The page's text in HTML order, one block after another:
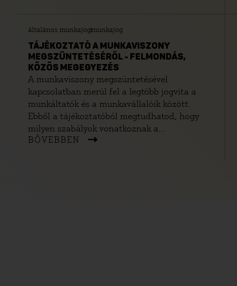
általános munkajogmunkajog
TÁJÉKOZTATÓ A MUNKAVISZONY
MEGSZÜNTETÉSÉRŐL - FELMONDÁS,
KÖZÖS MEGEGYEZÉS
A munkaviszony megszüntetésével
kapcsolatban merül fel a legtöbb jogvita a
munkáltatók és a munkavállalóik között.
Ebből a tájékoztatóból megtudhatod, hogy
milyen szabályok vonatkoznak a
munkaviszony megszüntetésére, ha te
BŐVEBBEN